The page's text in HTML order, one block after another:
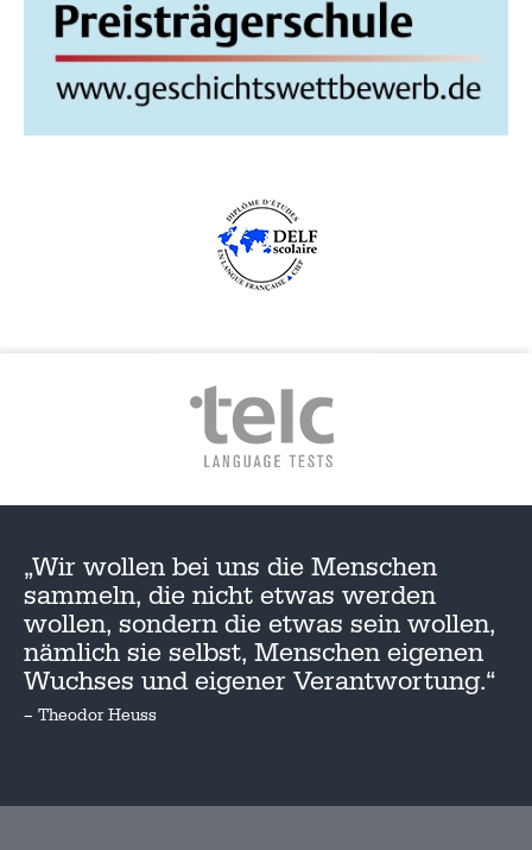
„Wir wollen bei uns die Menschen
sammeln, die nicht etwas werden
wollen, sondern die etwas sein wollen,
nämlich sie selbst, Menschen eigenen
Wuchses und eigener Verantwortung.“
– Theodor Heuss